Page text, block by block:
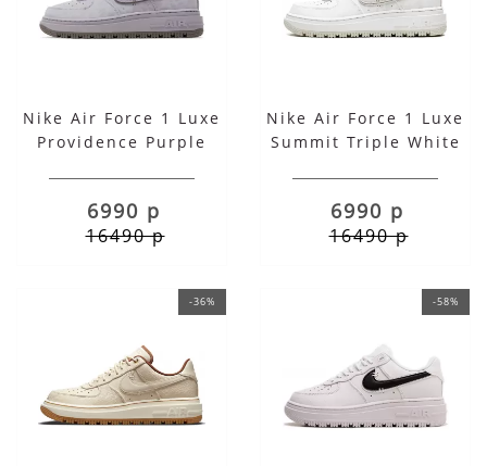
Nike Air Force 1 Luxe
Providence Purple
6990 р
16490 р
Nike Air Force 1 Luxe
Summit Triple White
6990 р
16490 р
-36% -58%